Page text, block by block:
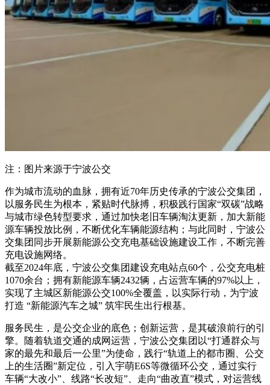
注：图片来源于宁波公交
作为城市流动的血脉，拥有近70年历史传承的宁波公交集团，
以服务民生为根本，紧贴时代脉搏，积极践行国家“双碳”战略
与城市绿色转型要求，通过加快老旧车辆淘汰更新，加大新能
源车辆投放比例，不断优化车辆能源结构；与此同时，宁波公
交集团同步开展新能源公交充电基础设施建设工作，不断完善
充电设施网络。
截至2024年底，宁波公交集团建设充电站点60个，公交充电桩
1070余台；拥有新能源车辆2432辆，占运营车辆的97%以上，
实现了主城区新能源公交100%全覆盖，以实际行动，为宁波
打造 “新能源汽车之城” 筑牢民生出行根基。
服务民生，是公交企业的底色；创新运营，是其破浪前行的引
擎。随着轨道交通的成网运营，宁波公交集团以“打通群众与
家的最先和最后一公里”为使命，践行“轨道上的都市圈、公交
上的生活圈”新定位，引入宇萌E6S等微循环公交，通过实行
车辆“大改小”、线路“长改短”、走向“曲改直”模式，对运营线